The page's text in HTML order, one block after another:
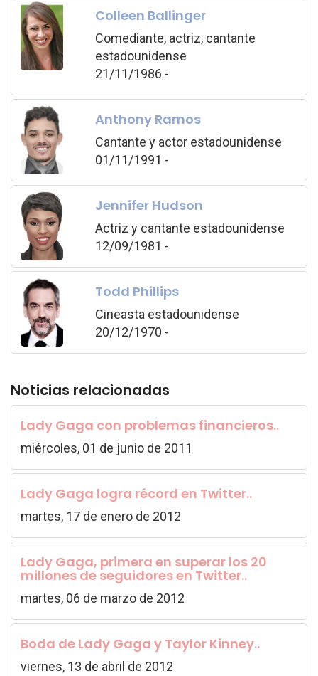
Colleen Ballinger
Comediante, actriz, cantante
estadounidense
21/11/1986 -
Anthony Ramos
Cantante y actor estadounidense
01/11/1991 -
Jennifer Hudson
Actriz y cantante estadounidense
12/09/1981 -
Todd Phillips
Cineasta estadounidense
20/12/1970 -
Noticias relacionadas
Lady Gaga con problemas financieros..
miércoles, 01 de junio de 2011
Lady Gaga logra récord en Twitter..
martes, 17 de enero de 2012
Lady Gaga, primera en superar los 20
millones de seguidores en Twitter..
martes, 06 de marzo de 2012
Boda de Lady Gaga y Taylor Kinney..
viernes, 13 de abril de 2012